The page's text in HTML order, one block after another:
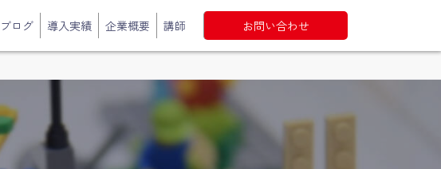
ブログ 導入実績 企業概要 講師 お問い合わせ